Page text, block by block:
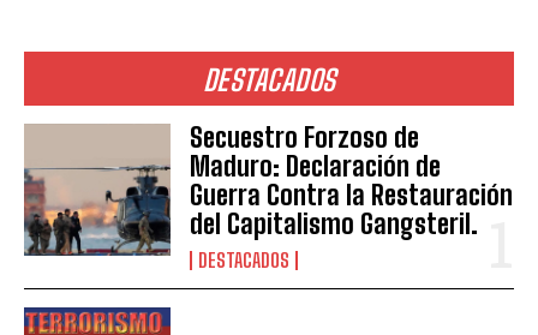
DESTACADOS
Secuestro Forzoso de
Maduro: Declaración de
Guerra Contra la Restauración
del Capitalismo Gangsteril.
DESTACADOS